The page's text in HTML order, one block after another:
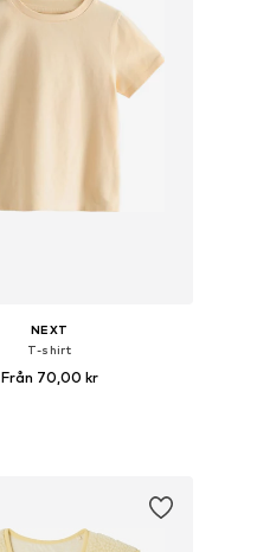
NEXT
T-shirt
Från 70,00 kr